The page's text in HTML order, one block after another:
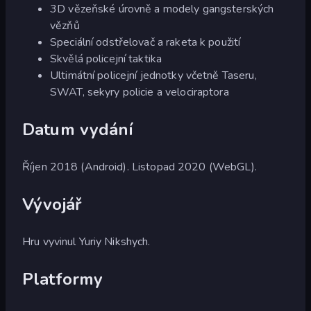
3D vězeňské úrovně a modely gangsterských
vězňů
Speciální odstřelovač a raketa k použití
Skvělá policejní taktika
Ultimátní policejní jednotky včetně Taseru,
SWAT, sekyry policie a velociraptora
Datum vydání
Říjen 2018 (Android). Listopad 2020 (WebGL).
Vývojář
Hru vyvinul Yuriy Nikshych.
Platformy